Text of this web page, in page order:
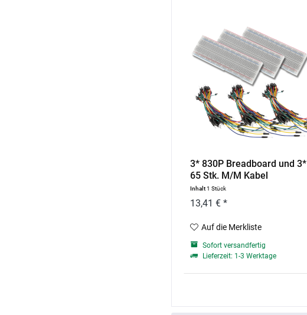
3* 830P Breadboard und 3*
65 Stk. M/M Kabel
Inhalt1 Stück
13,41 € *
Auf die Merkliste
Sofort versandfertig
Lieferzeit: 1-3 Werktage